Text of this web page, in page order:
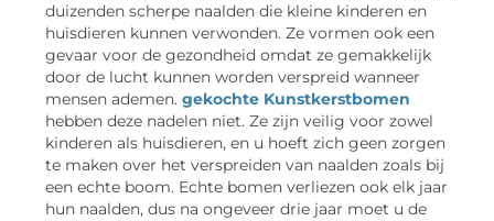
duizenden scherpe naalden die kleine kinderen en
huisdieren kunnen verwonden. Ze vormen ook een
gevaar voor de gezondheid omdat ze gemakkelijk
door de lucht kunnen worden verspreid wanneer
mensen ademen. gekochte Kunstkerstbomen
hebben deze nadelen niet. Ze zijn veilig voor zowel
kinderen als huisdieren, en u hoeft zich geen zorgen
te maken over het verspreiden van naalden zoals bij
een echte boom. Echte bomen verliezen ook elk jaar
hun naalden, dus na ongeveer drie jaar moet u de